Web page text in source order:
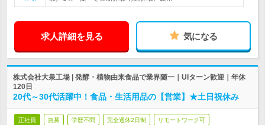
求人詳細を見る 気になる
株式会社大泉工場 | 発酵・植物由来食品で業界随一｜UIターン歓迎｜年休
120日
20代～30代活躍中！食品・生活用品の【営業】★土日祝休み
正社員 急募 学歴不問 完全週休2日制 リモートワーク可